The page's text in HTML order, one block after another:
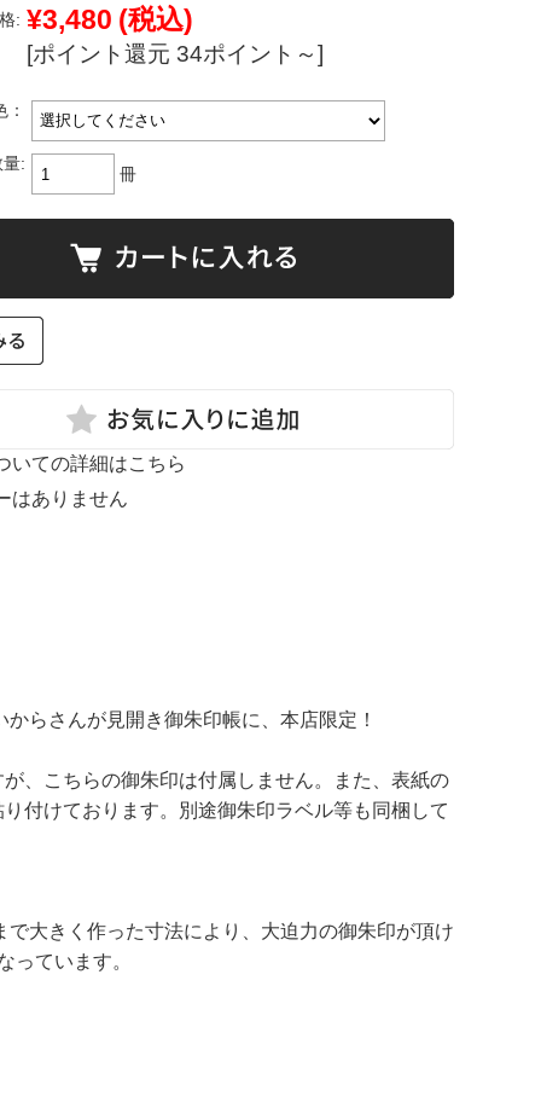
: ¥3,480 (税込)
[ポイント還元 34ポイント～]
量:
冊
いての詳細はこちら
はありません
らさんが見開き御朱印帳に、本店限定！
、こちらの御朱印は付属しません。また、表紙の
付けております。別途御朱印ラベル等も同梱して
大きく作った寸法により、大迫力の御朱印が頂け
っています。